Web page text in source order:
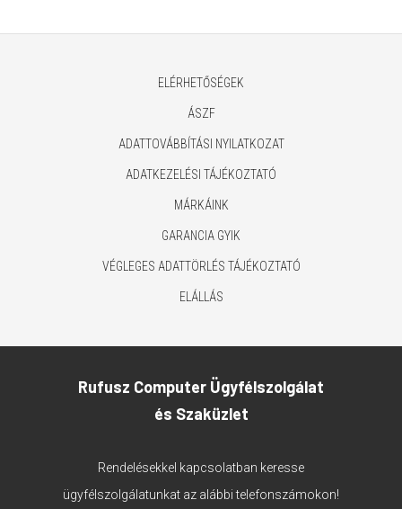
ELÉRHETŐSÉGEK
ÁSZF
ADATTOVÁBBÍTÁSI NYILATKOZAT
ADATKEZELÉSI TÁJÉKOZTATÓ
MÁRKÁINK
GARANCIA GYIK
VÉGLEGES ADATTÖRLÉS TÁJÉKOZTATÓ
ELÁLLÁS
Rufusz Computer Ügyfélszolgálat
és Szaküzlet
Rendelésekkel kapcsolatban keresse
ügyfélszolgálatunkat az alábbi telefonszámokon!